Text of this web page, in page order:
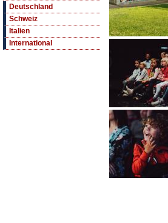
Deutschland
Schweiz
Italien
International